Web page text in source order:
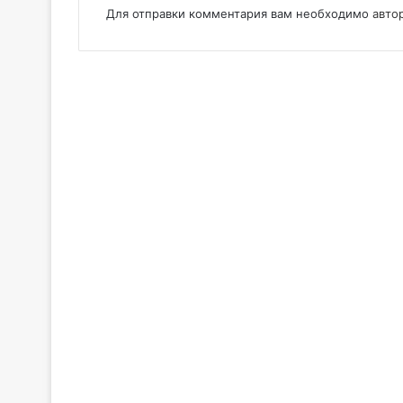
Для отправки комментария вам необходимо